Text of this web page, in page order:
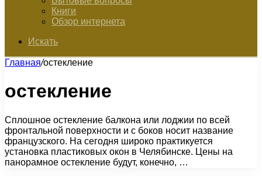
Книги
Обзор интернета
Искать
Главная/остекление
остекление
Сплошное остекление балкона или лоджии по всей
фронтальной поверхности и с боков носит название
французского. На сегодня широко практикуется
установка пластиковых окон в Челябинске. Цены на
панорамное остекление будут, конечно, …